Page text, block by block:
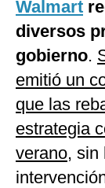
Internacional
Tecnología
Mix
G de Gestión
Notas Contratadas
Walmart
diversos
gobierno.
emitió un
que las
estrategia
verano, sin